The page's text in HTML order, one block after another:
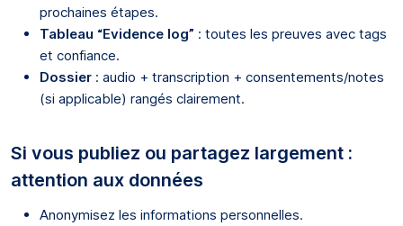
prochaines étapes.
Tableau “Evidence log” : toutes les preuves avec tags
et confiance.
Dossier : audio + transcription + consentements/notes
(si applicable) rangés clairement.
Si vous publiez ou partagez largement :
attention aux données
Anonymisez les informations personnelles.